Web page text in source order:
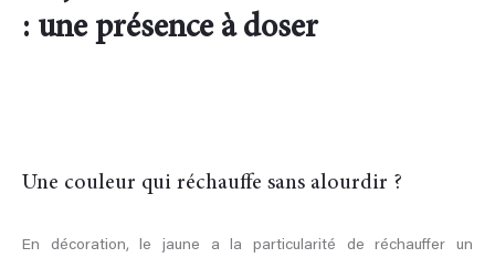
: une présence à doser
Une couleur qui réchauffe sans alourdir ?
En décoration, le jaune a la particularité de réchauffer un